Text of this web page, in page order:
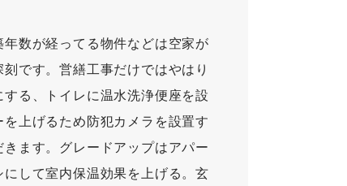
数が経ってる物件などは空家が
です。営繕工事だけではやはり
る、トイレに温水洗浄便座を設
上げるため防犯カメラを設置す
ます。グレードアップはアパー
して室内保温効果を上げる。玄